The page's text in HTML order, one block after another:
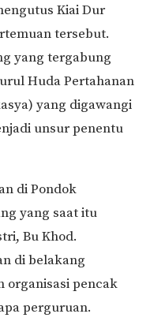
Kiai Dur
tersebut.
yang tergabung
Huda Pertahanan
yang digawangi
unsur penentu
di Pondok
yang saat itu
Bu Khod.
di belakang
organisasi pencak
perguruan.